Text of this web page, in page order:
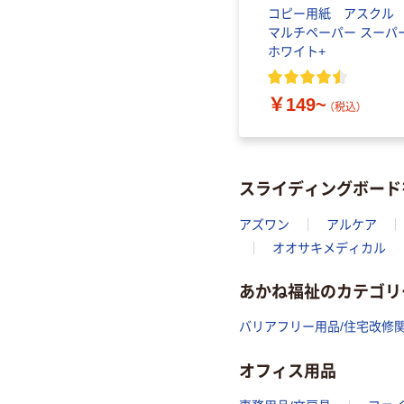
コピー用紙 アスク
マルチペーパー スーパ
ホワイト+
￥149~ （税込）
スライディングボー
アズワン
アルケア
オオサキメディカル
あかね福祉のカテゴ
バリアフリー用品/住宅改修
オフィス用品